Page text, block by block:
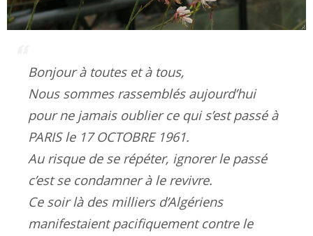
Bonjour à toutes et à tous,
Nous sommes rassemblés aujourd’hui
pour ne jamais oublier ce qui s’est passé à
PARIS le 17 OCTOBRE 1961.
Au risque de se répéter, ignorer le passé
c’est se condamner à le revivre.
Ce soir là des milliers d’Algériens
manifestaient pacifiquement contre le